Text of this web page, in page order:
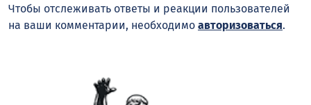
Чтобы отслеживать ответы и реакции пользователей
на ваши комментарии, необходимо авторизоваться.